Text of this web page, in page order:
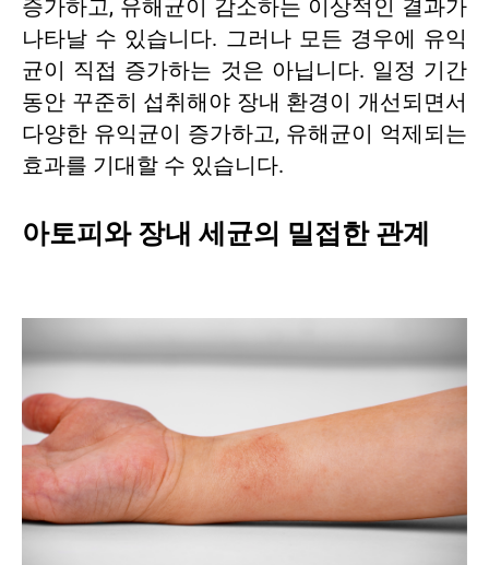
증가하고, 유해균이 감소하는 이상적인 결과가
나타날 수 있습니다. 그러나 모든 경우에 유익
균이 직접 증가하는 것은 아닙니다. 일정 기간
동안 꾸준히 섭취해야 장내 환경이 개선되면서
다양한 유익균이 증가하고, 유해균이 억제되는
효과를 기대할 수 있습니다.
아토피와 장내 세균의 밀접한 관계